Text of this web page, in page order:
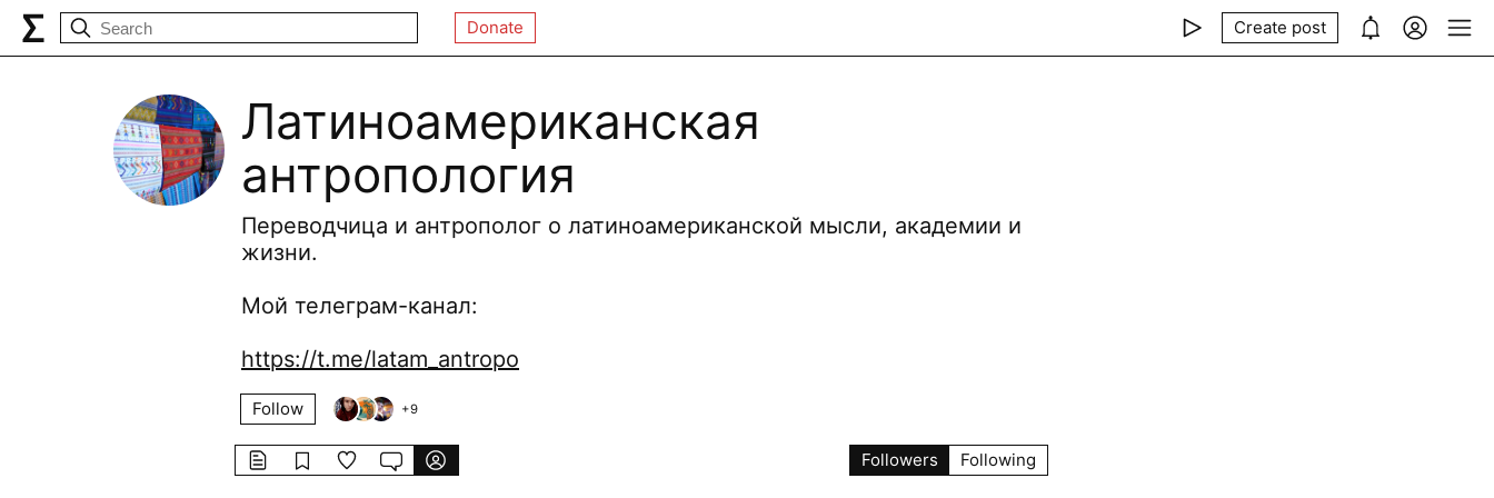
Donate Create post
Латиноамериканская
антропология
Переводчица и антрополог о латиноамериканской мысли, академии и
жизни.
Мой телеграм-канал:
https://t.me/latam_antropo
Follow +9
Followers Following